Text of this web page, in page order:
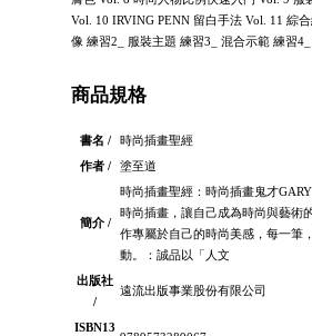
Vol. 10 IRVING PENN 留白手法 Vol. 11 綜
像 練習2_ 服裝主題 練習3_ 混合示範 練習
商品規格
書名 /
時尚插畫聖經
作者 /
塗至道
簡介 /
時尚插畫聖經：時尚插畫鬼才
時尚插畫，讓自己成為時尚與藝術
作專屬於自己的時尚美感，每一筆
動。：誠品以「人文
出版社
/
遠流出版事業股份有限公司
ISBN13